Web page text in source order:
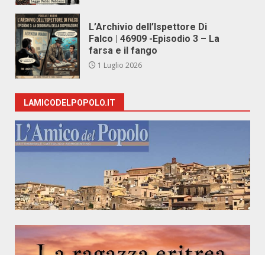
L’Archivio dell’Ispettore Di
Falco | 46909 -Episodio 3 – La
farsa e il fango
1 Luglio 2026
LAMICODELPOPOLO.IT